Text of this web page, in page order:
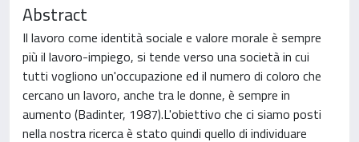
Abstract
Il lavoro come identità sociale e valore morale è sempre
più il lavoro-impiego, si tende verso una società in cui
tutti vogliono un'occupazione ed il numero di coloro che
cercano un lavoro, anche tra le donne, è sempre in
aumento (Badinter, 1987).L'obiettivo che ci siamo posti
nella nostra ricerca è stato quindi quello di individuare